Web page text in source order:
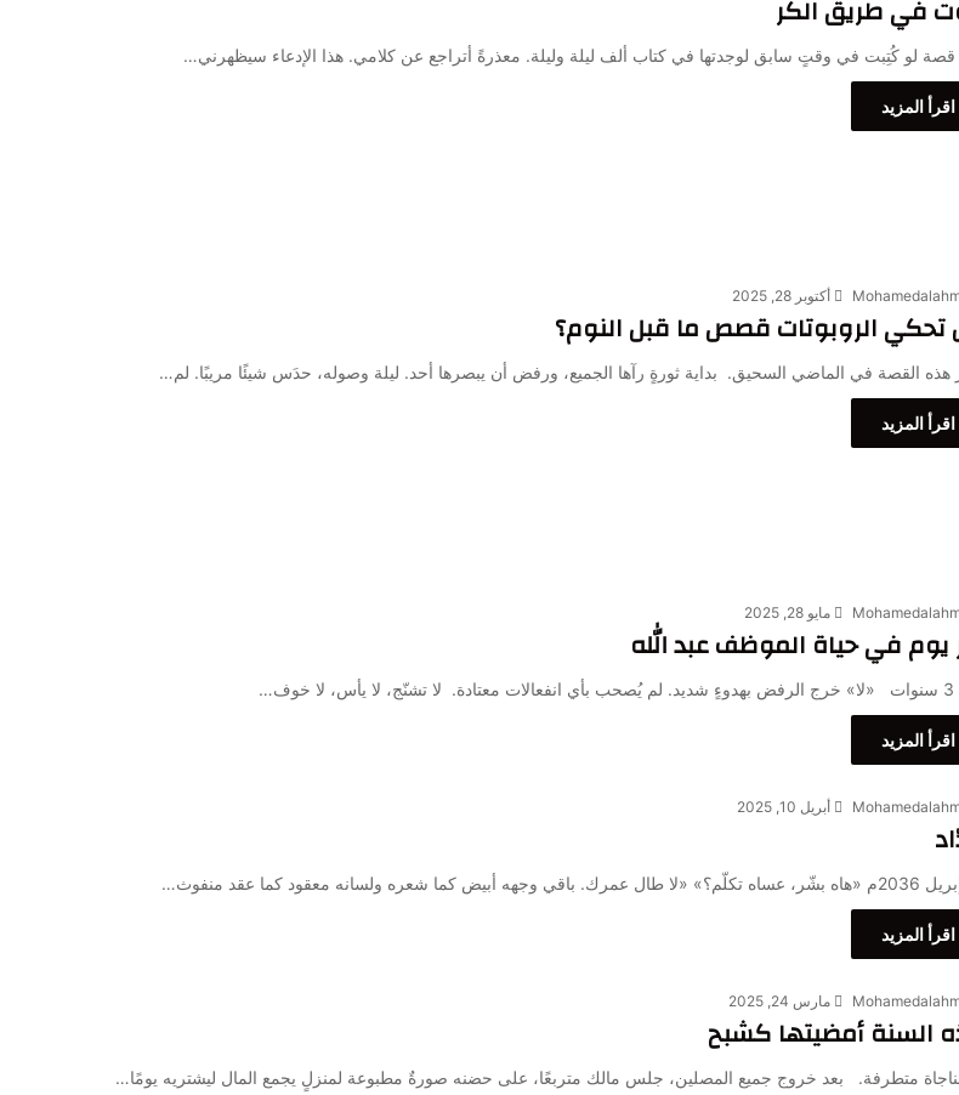
في طريق الكُر
لو كُتِبت في وقتٍ سابق لوجدتها في كتاب ألف ليلة وليلة. معذرةً أتراجع عن كلامي. هذا الإدعاء سيظهرني…
اقرأ المزيد
أكتوبر 28, 2025
الروبوتات قصص ما قبل النوم؟
هذه القصة في الماضي السحيق. بداية ثورةٍ رآها الجميع، ورفض أن يبصرها أحد. ليلة وصوله، حدَس شيئًا مريبًا. لم…
اقرأ المزيد
مايو 28, 2025
يوم في حياة الموظف عبد الله
اقرأ المزيد
أبريل 10, 2025
اقرأ المزيد
مارس 24, 2025
السنة أمضيتها كشبح